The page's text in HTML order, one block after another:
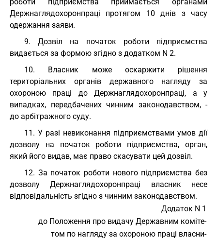
Держнаглядохоронпраці протягом 10 днів з часу
одержання заяви.
9. Дозвіл на початок роботи підприємства
видається за формою згідно з додатком N 2.
10. Власник може оскаржити рішення
територіальних органів державного нагляду за
охороною праці до Держнаглядохоронпраці, а у
випадках, передбачених чинним законодавством, -
до арбітражного суду.
11. У разі невиконання підприємствами умов дії
дозволу на початок роботи підприємства, орган,
який його видав, має право скасувати цей дозвіл.
12. За початок роботи нового підприємства без
дозволу Держнаглядохоронпраці власник несе
відповідальність згідно з чинним законодавством.
Додаток N 1
до Положення про видачу Державним коміте-
том по нагляду за охороною праці власни-